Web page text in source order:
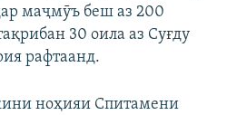
маҷмӯъ беш аз 200
30 оила аз Суғду
рафтаанд.
ноҳияи Спитамени